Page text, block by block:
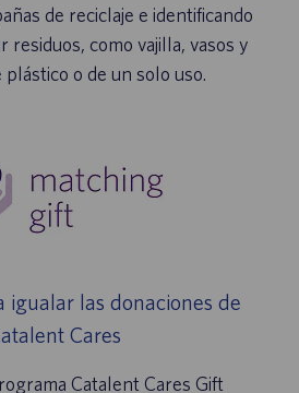
de reciclaje e identificando
residuos, como vajilla, vasos y
o de un solo uso.
igualar las donaciones de
Cares
Catalent Cares Gift